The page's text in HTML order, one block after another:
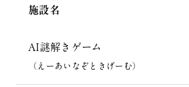
施設名
AI謎解きゲーム
（えーあいなぞときげーむ）